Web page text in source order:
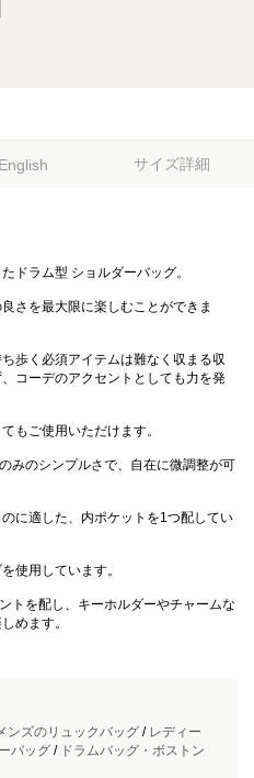
サイズ詳細
ドラム型 ショルダーバッグ。
さを最大限に楽しむことができま
歩く必須アイテムは難なく収まる収
コーデのアクセントとしても力を発
もご使用いただけます。
みのシンプルさで、自在に微調整が可
に適した、内ポケットを1つ配してい
使用しています。
トを配し、キーホルダーやチャームな
めます。
ンズのリュックバッグ/ レディー
バッグ/ ドラムバッグ・ボストン